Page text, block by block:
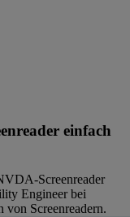
einfach
Screenreader
Engineer bei
Screenreadern.